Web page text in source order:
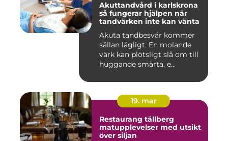
Akuttandvård i karlskrona
så fungerar hjälpen när
tandvärken inte kan vänta
Akuta tandbesvär kommer
sällan lägligt. En molande
värk kan plötsligt slå om till
huggande smärta, e...
19. mar
Restaurang tällberg
matupplevelser med utsikt
över siljan